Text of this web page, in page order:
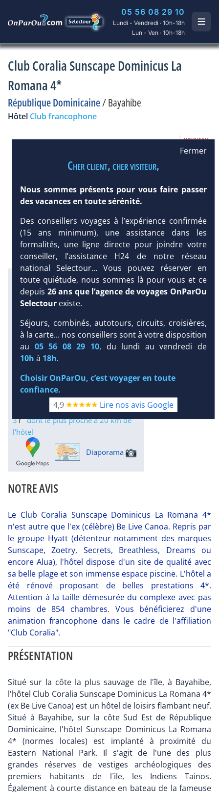
05 56 08 29 10
Lundi - Vendredi · 10h-18h
Lun - Ven · 10h-18h
Club Coralia Sunscape Dominicus La
Romana 4*
République Dominicaine/Bayahibe
Hôtel Club francophone
DEMANDE
DEVIS /
Excursions en petit comité avec
notre partenaire Dominican
Attitude
31 °C 185 mm
30 °C
Infos plages :
Dist.Distance
3 km
Équipement :
Tx:50 % Tx :59 %
Infos golfs :
3 dont le plus proche à 20 km de
l'hôtel
Diaporama
NOTRE AVIS
Le Club Coralia Sunscape Dominicus La Romana 4*
n'est autre que l'ex (célèbre) Be Live Canoa. Repris par
le groupe Hyatt (détenteur notamment des marques
Sunscape, Zoetry, Secrets, Breathless, Dreams ou
encore Alua), l'hôtel dispose d'un site de qualité avec
sa belle plage et son immense espace piscine. L'hôtel a
été rénové proposant de belles prestations 4*.
Attention à la taille démesurée du complexe avec pas
moins de 854 chambres. Vous bénéficierez d'une
animation francophone dans le cadre de l'affiliation
"Club Coralia".
PRÉSENTATION
Situé sur la côte la plus sauvage de l'île, à Bayahibe,
l'hôtel Club Coralia Sunscape Dominicus La Romana 4*
(ex Be Live Canoa) est un hôtel de loisirs flambant neuf.
Situé à Bayahibe, sur la côte Sud Est de République
Dominicaine, l'hôtel Sunscape Dominicus La Romana
4* (normes locales) est implanté à proximité du
Eastern National Park. Il s'agit de l'une des plus
grandes réserves de vestiges archéologiques des
premiers habitants de l´ile, les Indiens Tainos.
Également à courte distance en bateau de la fameuse
Fermer
Cher client, cher visiteur,
Nous sommes présents pour vous faire passer
des vacances en toute sérénité.
Des conseillers voyages à l’expérience confirmée
(15 ans minimum), une assistance dans les
formalités, une ligne directe pour joindre votre
conseiller, l’assistance H24 de notre réseau
national Selectour... Vous pouvez réserver en
toute quiétude, nous sommes là pour vous et ce
depuis 26 ans que l’agence de voyages OnParOu
Selectour existe.
Séjours, combinés, autotours, circuits, croisières,
à la carte... nos conseillers sont à votre disposition
au 05 56 08 29 10, du lundi au vendredi de
10h à 18h.
Choisir OnParOu, c’est voyager en toute
confiance.
4,9
Lire nos avis Google